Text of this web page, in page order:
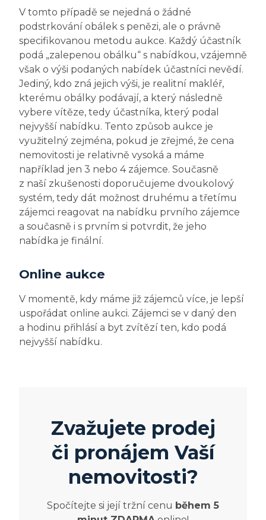
V tomto případě se nejedná o žádné
podstrkování obálek s penězi, ale o právně
specifikovanou metodu aukce. Každý účastník
podá „zalepenou obálku“ s nabídkou, vzájemně
však o výši podaných nabídek účastníci nevědí.
Jediný, kdo zná jejich výši, je realitní makléř,
kterému obálky podávají, a který následně
vybere vítěze, tedy účastníka, který podal
nejvyšší nabídku. Tento způsob aukce je
využitelný zejména, pokud je zřejmé, že cena
nemovitosti je relativně vysoká a máme
například jen 3 nebo 4 zájemce. Současně
z naší zkušenosti doporučujeme dvoukolový
systém, tedy dát možnost druhému a třetímu
zájemci reagovat na nabídku prvního zájemce
a současně i s prvním si potvrdit, že jeho
nabídka je finální.
Online aukce
V momentě, kdy máme již zájemců více, je lepší
uspořádat online aukci. Zájemci se v daný den
a hodinu přihlásí a byt zvítězí ten, kdo podá
nejvyšší nabídku.
Zvažujete prodej
či pronájem Vaší
nemovitosti?
Spočítejte si její tržní cenu během 5